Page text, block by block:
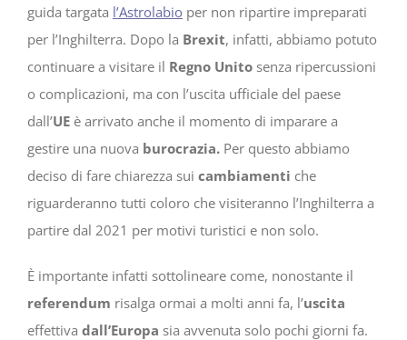
guida targata l’Astrolabio per non ripartire impreparati
per l’Inghilterra. Dopo la Brexit, infatti, abbiamo potuto
continuare a visitare il Regno Unito senza ripercussioni
o complicazioni, ma con l’uscita ufficiale del paese
dall’UE è arrivato anche il momento di imparare a
gestire una nuova burocrazia. Per questo abbiamo
deciso di fare chiarezza sui cambiamenti che
riguarderanno tutti coloro che visiteranno l’Inghilterra a
partire dal 2021 per motivi turistici e non solo.
È importante infatti sottolineare come, nonostante il
referendum risalga ormai a molti anni fa, l’uscita
effettiva dall’Europa sia avvenuta solo pochi giorni fa.